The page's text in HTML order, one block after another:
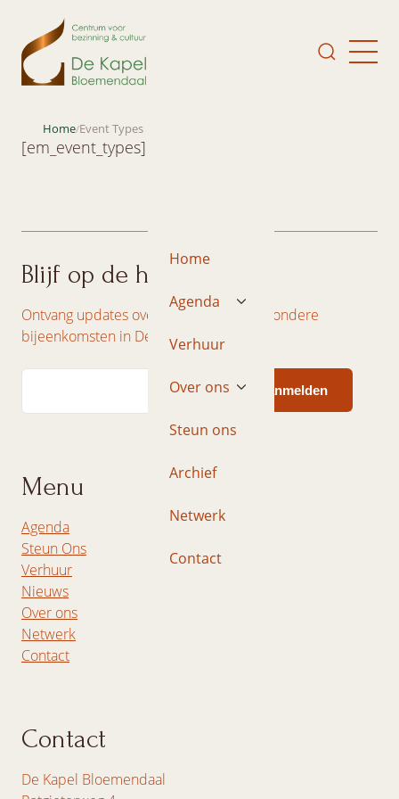
Home
Agenda
Verhuur
Over ons
Steun ons
Archief
Netwerk
Contact
Home/Event Types
[em_event_types]
Blijf op de hoogte
Ontvang updates over concerten en bijzondere
bijeenkomsten in De Kapel.
Email
Menu
Agenda
Steun Ons
Verhuur
Nieuws
Over ons
Netwerk
Contact
Contact
De Kapel Bloemendaal